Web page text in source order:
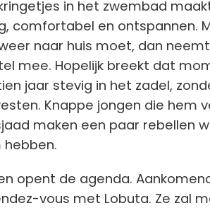
in het zwembad
comfortabel en ontspannen.
naar huis moet, dan
mee. Hopelijk breekt dat
jaar stevig in het zadel,
Knappe jongen die hem
maken een paar rebellen
opent de agenda.
vous met Lobuta. Ze zal